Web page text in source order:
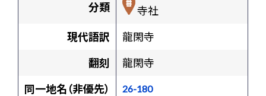
分類
寺社
現代語訳
龍閑寺
翻刻
龍閑寺
同一地名（非優先）
26-180